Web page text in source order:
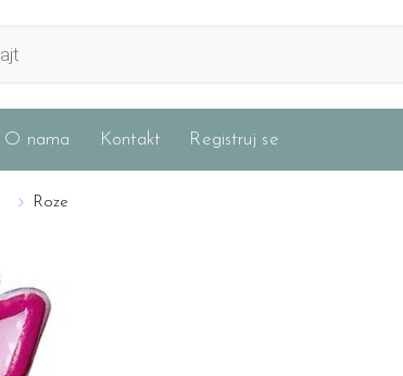
O nama Kontakt Registruj se
Roze